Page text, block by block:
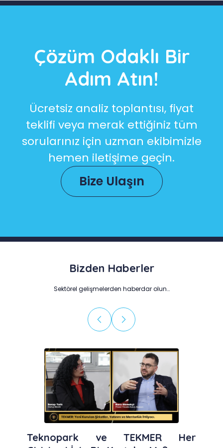
Çözüm Odaklı Bir
Adım Atın!
Ücretsiz analiz toplantısı, fiyat
teklifi veya merak ettiğiniz tüm
sorularınız için uzman ekibimizle
hemen iletişime geçin.
Bize Ulaşın
Bizden Haberler
Sektörel gelişmelerden haberdar olun…
Teknopark ve TEKMER Her